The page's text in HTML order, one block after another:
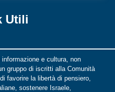
Utili
informazione e cultura, non
gruppo di iscritti alla Comunità
favorire la libertà di pensiero,
sostenere Israele,